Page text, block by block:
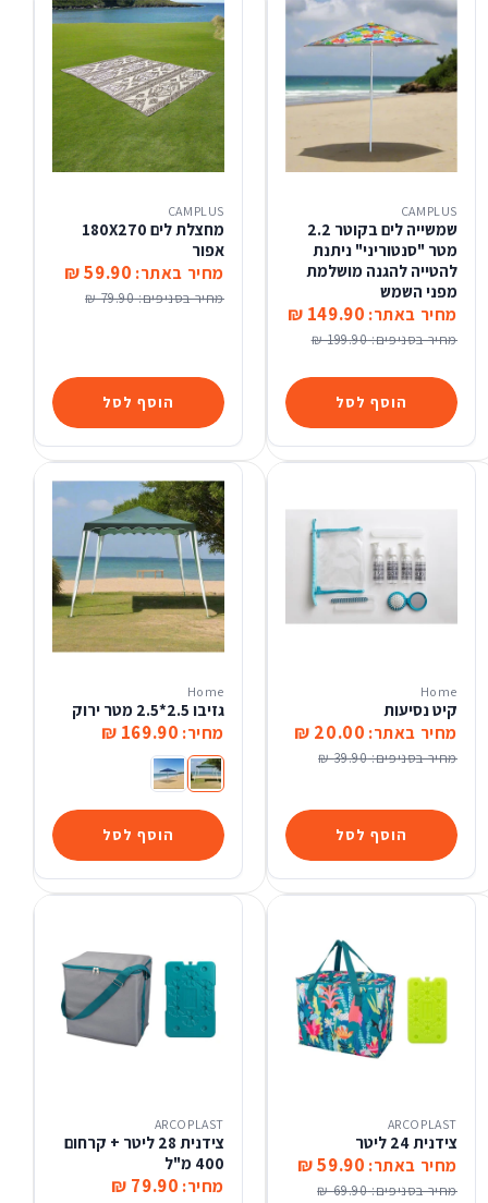
הוסף לסל
CAMPLUS
שמשייה לים בקוטר 2.2
מטר "סנטוריני" ניתנת
להטייה להגנה מושלמת
מפני השמש
מחיר באתר: 149.90 ₪
מחיר בסניפים:199.90 ₪
הוסף לסל
CAMPLUS
מחצלת לים 180X270
אפור
מחיר באתר: 59.90 ₪
מחיר בסניפים:79.90 ₪
הוסף לסל
Home
קיט נסיעות
מחיר באתר: 20.00 ₪
מחיר בסניפים:39.90 ₪
הוסף לסל
Home
גזיבו 2.5*2.5 מטר ירוק
מחיר: 169.90 ₪
גזיבו 2.5*2.5 מטר ירוקגזיבו 2.9*2.9 מטר כחול
ARCOPLAST
צידנית 24 ליטר
מחיר באתר: 59.90 ₪
מחיר בסניפים:69.90 ₪
ARCOPLAST
צידנית 28 ליטר + קרחום
400 מ"ל
מחיר: 79.90 ₪